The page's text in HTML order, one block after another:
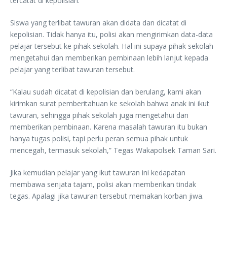
Siswa yang terlibat tawuran akan didata dan dicatat di
kepolisian. Tidak hanya itu, polisi akan mengirimkan data-data
pelajar tersebut ke pihak sekolah. Hal ini supaya pihak sekolah
mengetahui dan memberikan pembinaan lebih lanjut kepada
pelajar yang terlibat tawuran tersebut.
“Kalau sudah dicatat di kepolisian dan berulang, kami akan
kirimkan surat pemberitahuan ke sekolah bahwa anak ini ikut
tawuran, sehingga pihak sekolah juga mengetahui dan
memberikan pembinaan. Karena masalah tawuran itu bukan
hanya tugas polisi, tapi perlu peran semua pihak untuk
mencegah, termasuk sekolah,” Tegas Wakapolsek Taman Sari.
Jika kemudian pelajar yang ikut tawuran ini kedapatan
membawa senjata tajam, polisi akan memberikan tindak
tegas. Apalagi jika tawuran tersebut memakan korban jiwa.